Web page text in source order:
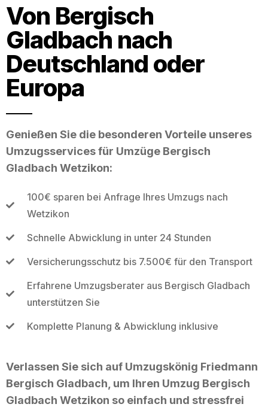
Von Bergisch
Gladbach nach
Deutschland oder
Europa
Genießen Sie die besonderen Vorteile unseres
Umzugsservices für Umzüge Bergisch
Gladbach Wetzikon:
100€ sparen bei Anfrage Ihres Umzugs nach
Wetzikon
Schnelle Abwicklung in unter 24 Stunden
Versicherungsschutz bis 7.500€ für den Transport
Erfahrene Umzugsberater aus Bergisch Gladbach
unterstützen Sie
Komplette Planung & Abwicklung inklusive
Verlassen Sie sich auf Umzugskönig Friedmann
Bergisch Gladbach, um Ihren Umzug Bergisch
Gladbach Wetzikon so einfach und stressfrei